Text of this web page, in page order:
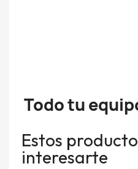
Todo tu
Estos
interesarte